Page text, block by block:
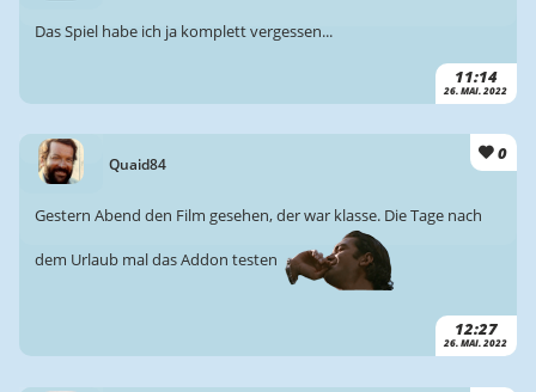
11:14
26. MAI. 2022
Das Spiel habe ich ja komplett vergessen...
Quaid84
0
12:27
26. MAI. 2022
Gestern Abend den Film gesehen, der war klasse. Die Tage nach
dem Urlaub mal das Addon testen